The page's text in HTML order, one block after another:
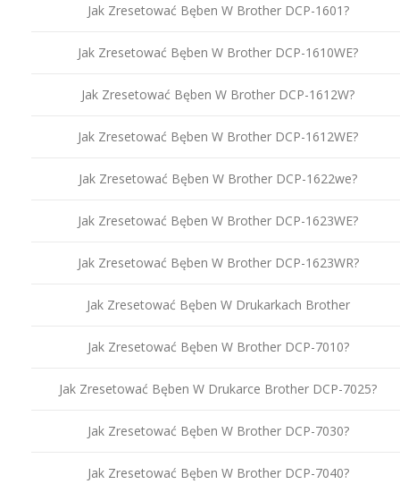
Jak Zresetować Bęben W Brother DCP-1601?
Jak Zresetować Bęben W Brother DCP-1610WE?
Jak Zresetować Bęben W Brother DCP-1612W?
Jak Zresetować Bęben W Brother DCP-1612WE?
Jak Zresetować Bęben W Brother DCP-1622we?
Jak Zresetować Bęben W Brother DCP-1623WE?
Jak Zresetować Bęben W Brother DCP-1623WR?
Jak Zresetować Bęben W Drukarkach Brother
Jak Zresetować Bęben W Brother DCP-7010?
Jak Zresetować Bęben W Drukarce Brother DCP-7025?
Jak Zresetować Bęben W Brother DCP-7030?
Jak Zresetować Bęben W Brother DCP-7040?